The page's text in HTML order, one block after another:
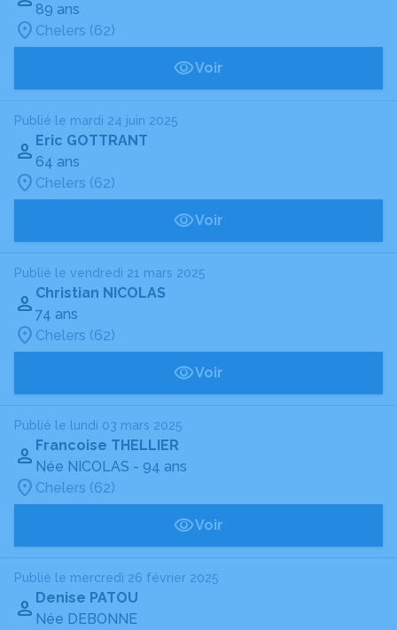
89 ans
Chelers (62)
Voir
Publié le mardi 24 juin 2025
Eric GOTTRANT
64 ans
Chelers (62)
Voir
Publié le vendredi 21 mars 2025
Christian NICOLAS
74 ans
Chelers (62)
Voir
Publié le lundi 03 mars 2025
Francoise THELLIER
Née NICOLAS - 94 ans
Chelers (62)
Voir
Publié le mercredi 26 février 2025
Denise PATOU
Née DEBONNE